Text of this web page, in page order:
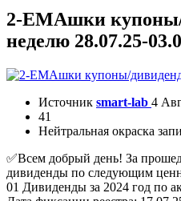
2-EMAшки
неделю 28.07.25-
Источник smart-lab 4
41
Нейтральная окраска
✅Всем добрый день! За
дивиденды по следующим
01 Дивиденды за 2024 год по